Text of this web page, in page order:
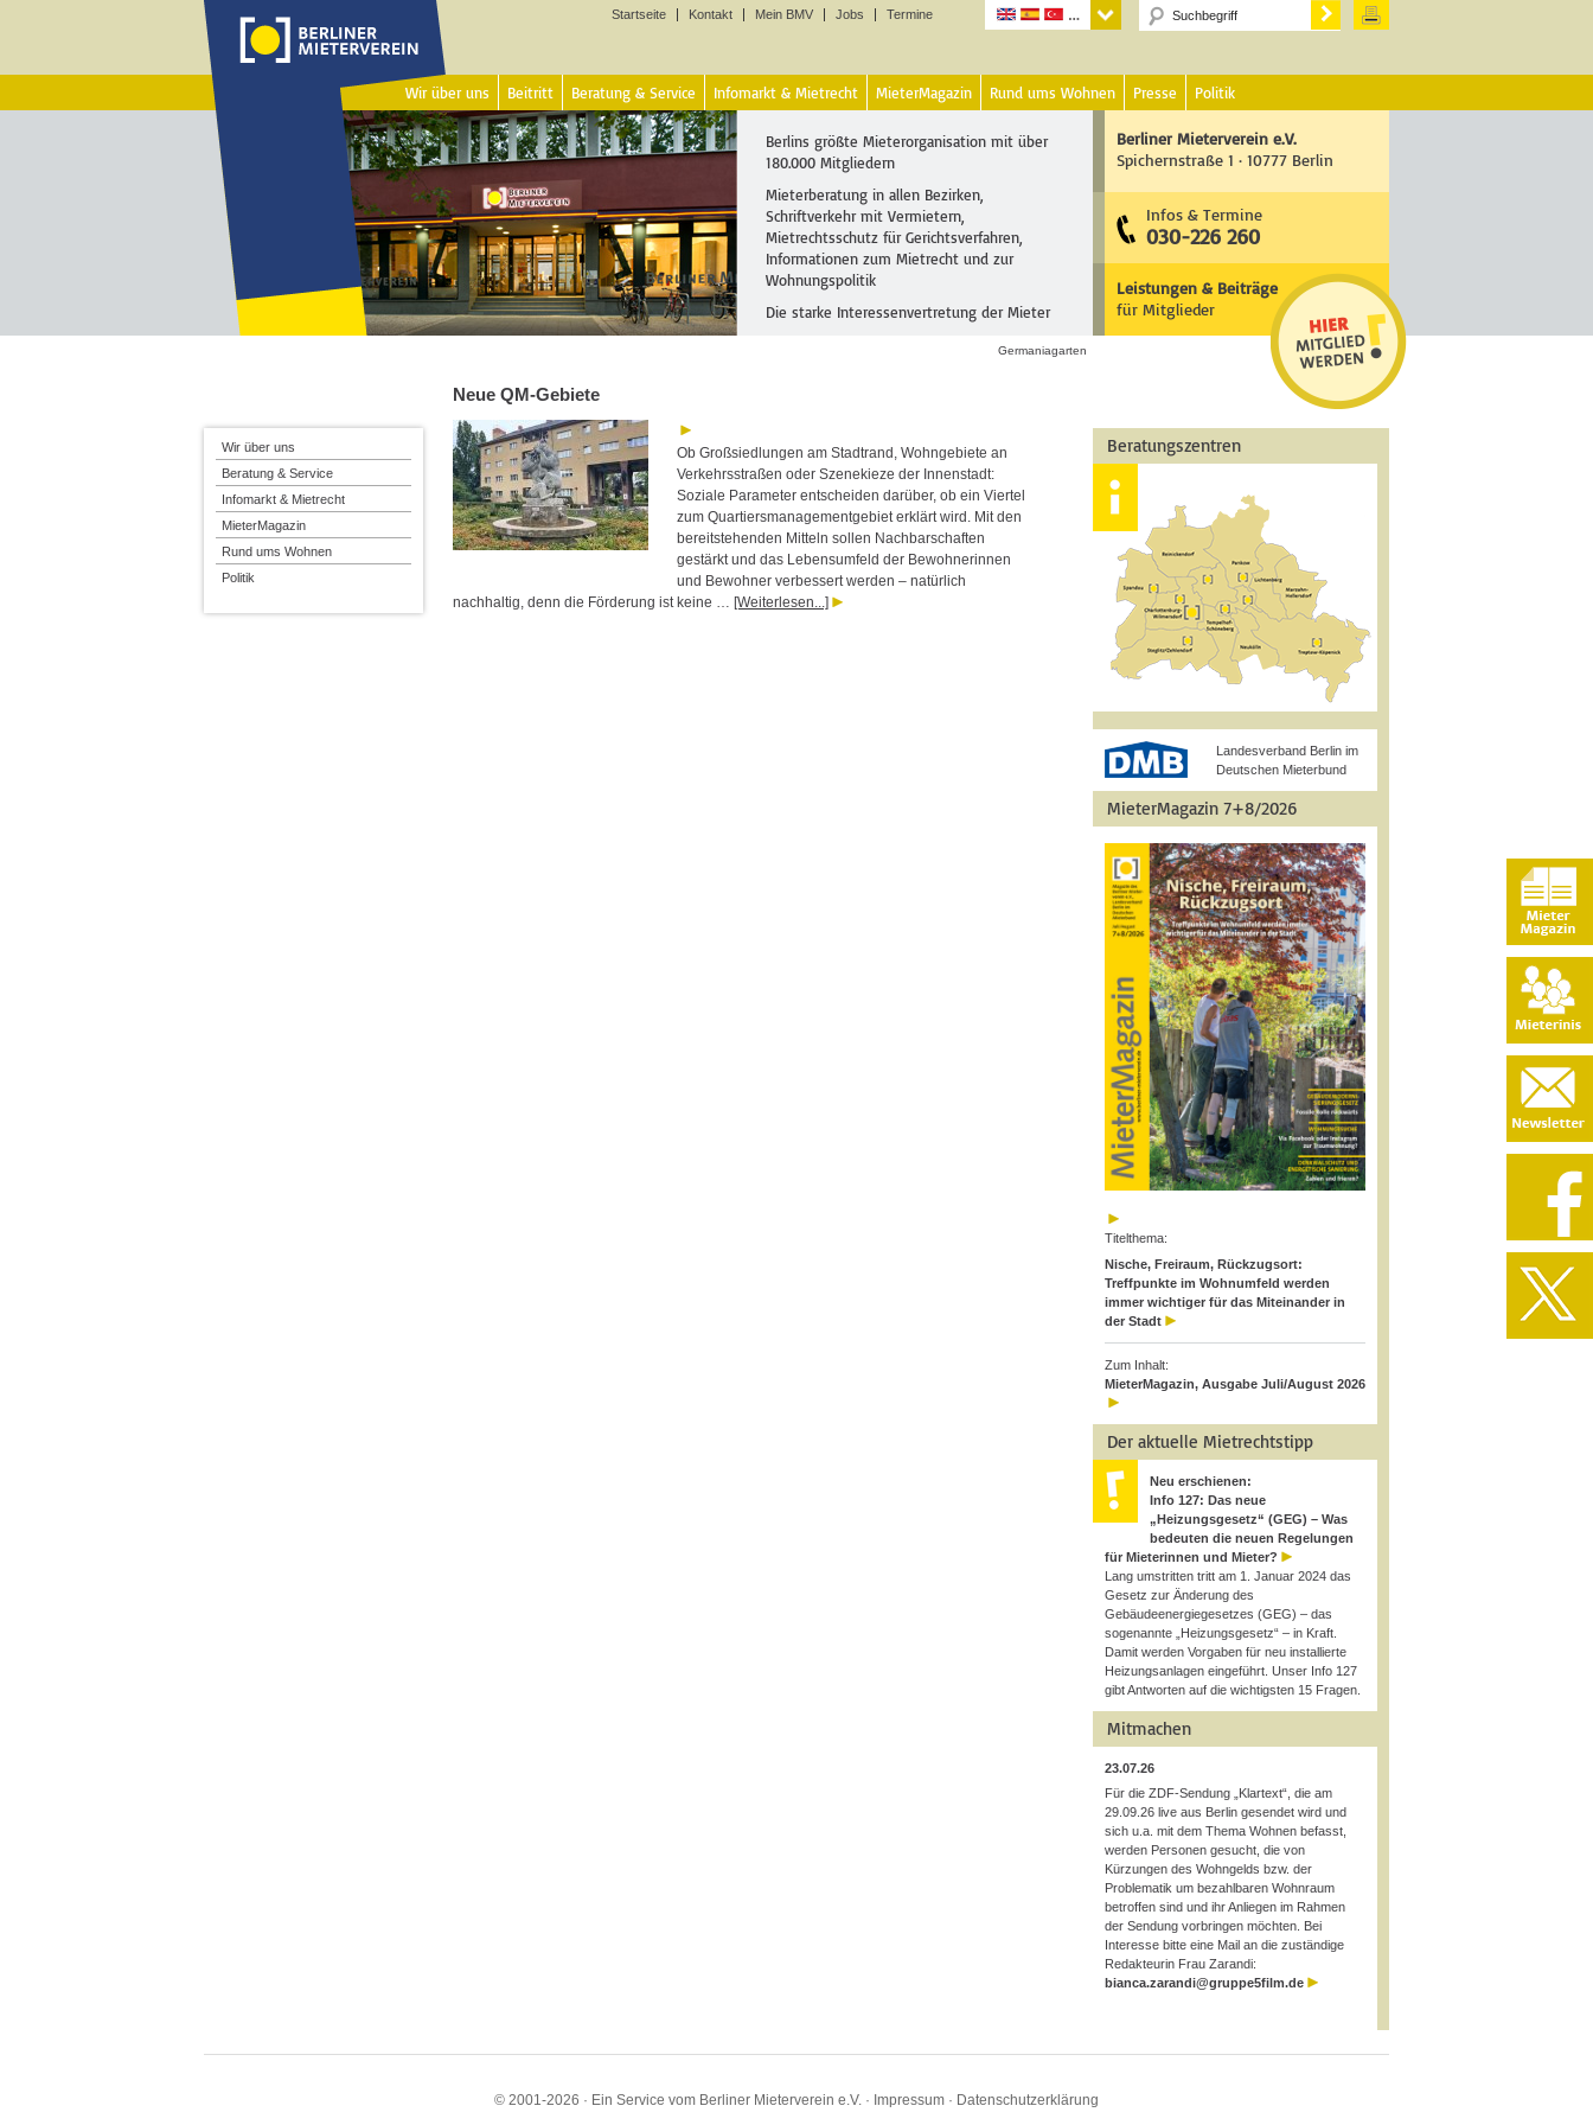
Startseite Kontakt Mein BMV Jobs Termine
Wir über uns Beitritt Beratung & Service Infomarkt & Mietrecht MieterMagazin Rund ums Wohnen Presse Politik
Berlins größte Mieterorganisation mit über
180.000 Mitgliedern
Mieterberatung in allen Bezirken,
Schriftverkehr mit Vermietern,
Mietrechtsschutz für Gerichtsverfahren,
Informationen zum Mietrecht und zur
Wohnungspolitik
Die starke Interessenvertretung der Mieter
Berliner Mieterverein e.V.
Spichernstraße 1 · 10777 Berlin
Infos & Termine
030-226 260
Leistungen & Beiträge
für Mitglieder
Germaniagarten
Neue QM-Gebiete
Ob Großsiedlungen am Stadtrand, Wohngebiete an
Verkehrsstraßen oder Szenekieze der Innenstadt:
Soziale Parameter entscheiden darüber, ob ein Viertel
zum Quartiersmanagementgebiet erklärt wird. Mit den
bereitstehenden Mitteln sollen Nachbarschaften
gestärkt und das Lebensumfeld der Bewohnerinnen
und Bewohner verbessert werden – natürlich
nachhaltig, denn die Förderung ist keine … [Weiterlesen...]
Beratungszentren
Landesverband Berlin im
Deutschen Mieterbund
MieterMagazin 7+8/2026
Titelthema:
Nische, Freiraum, Rückzugsort:
Treffpunkte im Wohnumfeld werden
immer wichtiger für das Miteinander in
der Stadt
Zum Inhalt:
MieterMagazin, Ausgabe Juli/August 2026
Der aktuelle Mietrechtstipp
Neu erschienen:
Info 127: Das neue
„Heizungsgesetz“ (GEG) – Was
bedeuten die neuen Regelungen
für Mieterinnen und Mieter?
Lang umstritten tritt am 1. Januar 2024 das
Gesetz zur Änderung des
Gebäudeenergiegesetzes (GEG) – das
sogenannte „Heizungsgesetz“ – in Kraft.
Damit werden Vorgaben für neu installierte
Heizungsanlagen eingeführt. Unser Info 127
gibt Antworten auf die wichtigsten 15 Fragen.
Mitmachen
23.07.26
Für die ZDF-Sendung „Klartext“, die am
29.09.26 live aus Berlin gesendet wird und
sich u.a. mit dem Thema Wohnen befasst,
werden Personen gesucht, die von
Kürzungen des Wohngelds bzw. der
Problematik um bezahlbaren Wohnraum
betroffen sind und ihr Anliegen im Rahmen
der Sendung vorbringen möchten. Bei
Interesse bitte eine Mail an die zuständige
Redakteurin Frau Zarandi:
bianca.zarandi@gruppe5film.de
Wir über uns
Beratung & Service
Infomarkt & Mietrecht
MieterMagazin
Rund ums Wohnen
Politik
© 2001-2026 · Ein Service vom Berliner Mieterverein e.V. · Impressum · Datenschutzerklärung